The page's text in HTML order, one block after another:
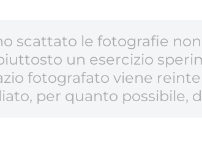
scattato le fotografie
un esercizio
fotografato viene
per quanto possibile,